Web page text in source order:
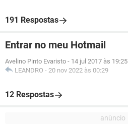
191 Respostas
Entrar no meu Hotmail
Avelino Pinto Evaristo - 14 jul 2017 às 19:25
LEANDRO - 20 nov 2022 às 00:29
12 Respostas